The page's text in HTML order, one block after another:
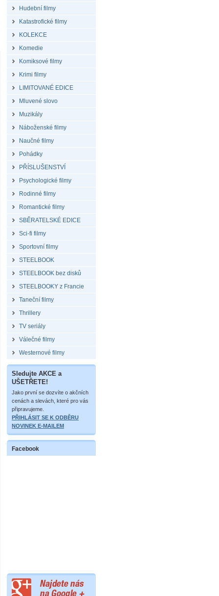
Hudební filmy
Katastrofické filmy
KOLEKCE
Komedie
Komiksové filmy
Krimi filmy
LIMITOVANÉ EDICE
Mluvené slovo
Muzikály
Náboženské filmy
Naučné filmy
Pohádky
PŘÍSLUŠENSTVÍ
Psychologické filmy
Rodinné filmy
Romantické filmy
SBĚRATELSKÉ EDICE
Sci-fi filmy
Sportovní filmy
STEELBOOK
STEELBOOK bez disků
STEELBOOKY z Francie
Taneční filmy
Thrillery
TV seriály
Válečné filmy
Westernové filmy
Sledujte AKCE a
UŠETŘETE!
Jako první se dozvíte o akčních
cenách a slevách, které pro vás
připravujeme.
PŘIHLÁSIT SE K ODBĚRU
NOVINEK E-MAILEM
Facebook